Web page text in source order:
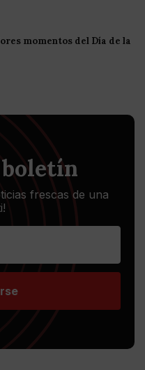
momentos del Día de la
frescas de una